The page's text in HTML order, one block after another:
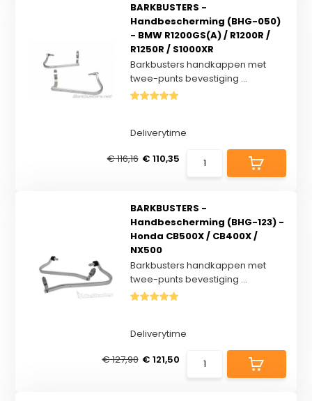
BARKBUSTERS -
Handbescherming (BHG-050)
- BMW R1200GS(A) / R1200R /
R1250R / S1000XR
Barkbusters handkappen met
twee-punts bevestiging ...
Deliverytime
€ 116,16 € 110,35
BARKBUSTERS -
Handbescherming (BHG-123) -
Honda CB500X / CB400X /
NX500
Barkbusters handkappen met
twee-punts bevestiging ...
Deliverytime
€ 127,90 € 121,50